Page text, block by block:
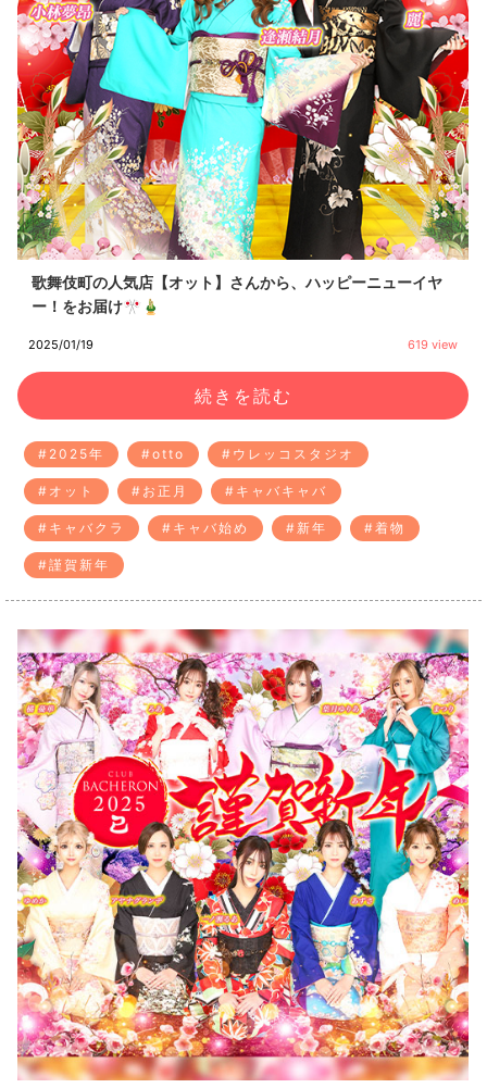
2025/01/19 619 view
歌舞伎町の人気店【オット】さんから、ハッピーニューイヤ
ー！をお届け🎌🎍
#2025年 #otto #ウレッコスタジオ
#オット #お正月 #キャバキャバ
#キャバクラ #キャバ始め #新年 #着物
#謹賀新年
続きを読む